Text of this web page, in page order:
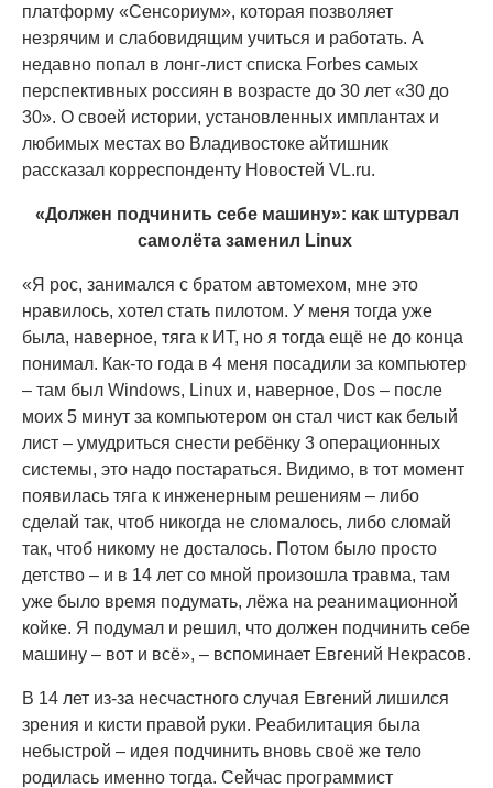
платформу «Сенсориум», которая позволяет
незрячим и слабовидящим учиться и работать. А
недавно попал в лонг-лист списка Forbes самых
перспективных россиян в возрасте до 30 лет «30 до
30». О своей истории, установленных имплантах и
любимых местах во Владивостоке айтишник
рассказал корреспонденту Новостей VL.ru.
«Должен подчинить себе машину»: как штурвал
самолёта заменил Linux
«Я рос, занимался с братом автомехом, мне это
нравилось, хотел стать пилотом. У меня тогда уже
была, наверное, тяга к ИТ, но я тогда ещё не до конца
понимал. Как-то года в 4 меня посадили за компьютер
– там был Windows, Linux и, наверное, Dos – после
моих 5 минут за компьютером он стал чист как белый
лист – умудриться снести ребёнку 3 операционных
системы, это надо постараться. Видимо, в тот момент
появилась тяга к инженерным решениям – либо
сделай так, чтоб никогда не сломалось, либо сломай
так, чтоб никому не досталось. Потом было просто
детство – и в 14 лет со мной произошла травма, там
уже было время подумать, лёжа на реанимационной
койке. Я подумал и решил, что должен подчинить себе
машину – вот и всё», – вспоминает Евгений Некрасов.
В 14 лет из-за несчастного случая Евгений лишился
зрения и кисти правой руки. Реабилитация была
небыстрой – идея подчинить вновь своё же тело
родилась именно тогда. Сейчас программист